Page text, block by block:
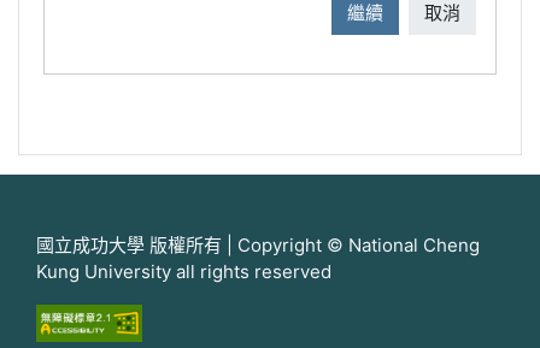
繼續 取消
國立成功大學 版權所有 | Copyright © National Cheng
Kung University all rights reserved